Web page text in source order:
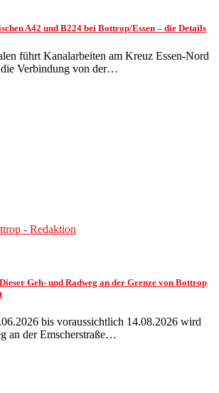
A42 und B224 bei Bottrop/Essen – die Details
führt Kanalarbeiten am Kreuz Essen-Nord
Verbindung von der…
- Redaktion
Geh- und Radweg an der Grenze von Bottrop
bis voraussichtlich 14.08.2026 wird
an der Emscherstraße…